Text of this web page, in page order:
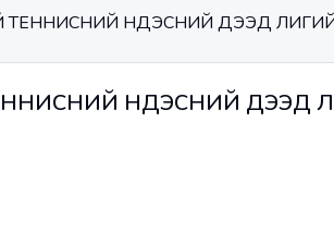
ТЕННИСНИЙ ҮНДЭСНИЙ ДЭЭД
ҮНДЭСНИЙ ДЭЭД